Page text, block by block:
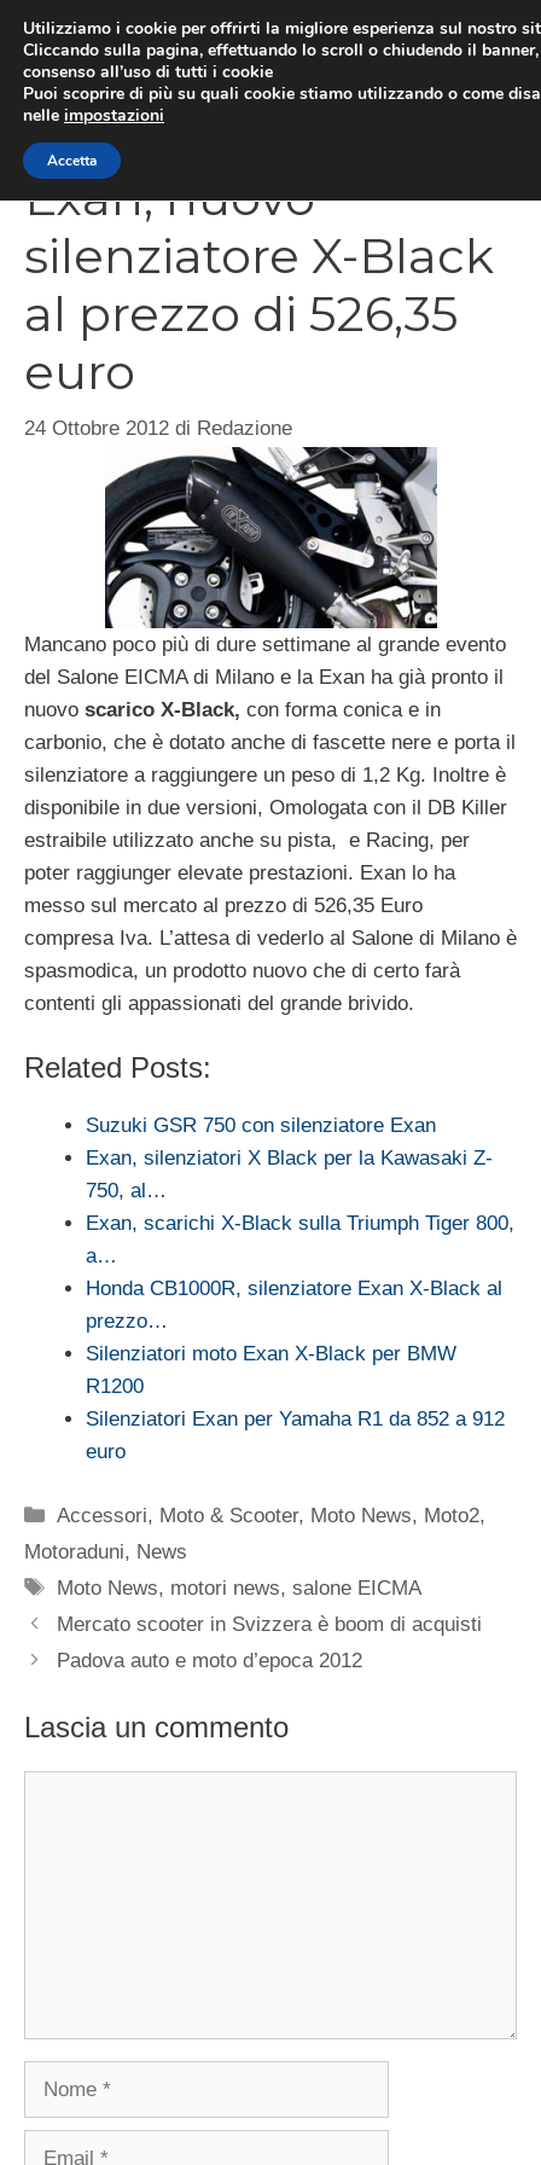
contenuto
Exan, nuovo
silenziatore X-Black
al prezzo di 526,35
euro
24 Ottobre 2012 di Redazione
Mancano poco più di dure settimane al grande evento
del Salone EICMA di Milano e la Exan ha già pronto il
nuovo scarico X-Black, con forma conica e in
carbonio, che è dotato anche di fascette nere e porta il
silenziatore a raggiungere un peso di 1,2 Kg. Inoltre è
disponibile in due versioni, Omologata con il DB Killer
estraibile utilizzato anche su pista, e Racing, per
poter raggiunger elevate prestazioni. Exan lo ha
messo sul mercato al prezzo di 526,35 Euro
compresa Iva. L’attesa di vederlo al Salone di Milano è
spasmodica, un prodotto nuovo che di certo farà
contenti gli appassionati del grande brivido.
Related Posts:
Suzuki GSR 750 con silenziatore Exan
Exan, silenziatori X Black per la Kawasaki Z-
750, al…
Exan, scarichi X-Black sulla Triumph Tiger 800,
a…
Honda CB1000R, silenziatore Exan X-Black al
prezzo…
Silenziatori moto Exan X-Black per BMW
R1200
Silenziatori Exan per Yamaha R1 da 852 a 912
euro
Categorie
Accessori, Moto & Scooter, Moto News, Moto2,
Motoraduni, News
Tag
Moto News, motori news,salone EICMA
Mercato scooter in Svizzera è boom di acquisti
Padova auto e moto d’epoca 2012
Lascia un commento
Utilizziamo i cookie per offrirti la migliore esperienza sul nostro
Cliccando sulla pagina, effettuando lo scroll o chiudendo il
consenso all’uso di tutti i cookie
Puoi scoprire di più su quali cookie stiamo utilizzando o come
nelle impostazioni
Accetta